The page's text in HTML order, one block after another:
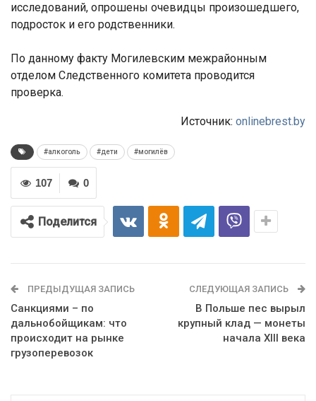
исследований, опрошены очевидцы произошедшего,
подросток и его родственники.
По данному факту Могилевским межрайонным
отделом Следственного комитета проводится
проверка.
Источник: onlinebrest.by
#алкоголь #дети #могилёв
0
107
Поделится
ПРЕДЫДУЩАЯ ЗАПИСЬ
Санкциями – по
дальнобойщикам: что
происходит на рынке
грузоперевозок
СЛЕДУЮЩАЯ ЗАПИСЬ
В Польше пес вырыл
крупный клад — монеты
начала XIII века